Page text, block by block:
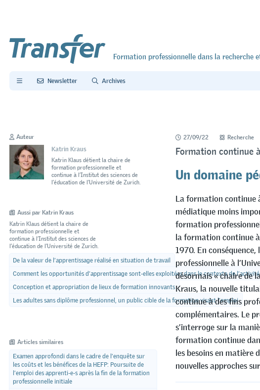
Formation professionnelle dans la recherche
Newsletter Archives
Auteur
Katrin Kraus
Katrin Klaus détient la chaire de
formation professionnelle et
continue à l’Institut des sciences de
l’éducation de l’Université de Zurich.
Aussi par Katrin Kraus
Katrin Klaus détient la chaire de
formation professionnelle et
continue à l’Institut des sciences de
l’éducation de l’Université de Zurich.
De la valeur de l’apprentissage réalisé en situation de travail
Comment les opportunités d’apprentissage sont-elles exploitées dans le contexte de
Conception et appropriation de lieux de formation innovants
Les adultes sans diplôme professionnel, un public cible de la formation visant l’emploi
Articles similaires
Examen approfondi dans le cadre de l’enquête sur
les coûts et les bénéfices de la HEFP: Poursuite de
l’emploi des apprenti-e-s après la fin de la formation
professionnelle initiale
27/09/22 Recherche
Formation continue
Un domaine
La formation continue
médiatique moins
formation
la formation continue à
1970. En
professionnelle à
désormais « chaire de
Kraus, la nouvelle
continue à des fins
complémentaires. Le
s’interroge sur la
formation continue
les besoins en matière
nouvelles approches